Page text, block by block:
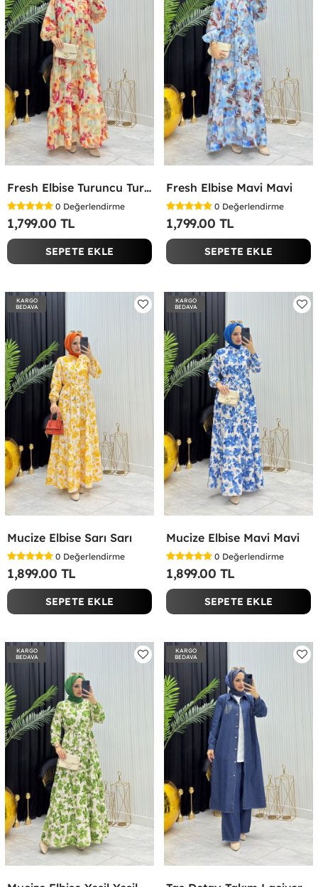
Fresh Elbise Turuncu Turuncu
0 Değerlendirme
1,799.00 TL
SEPETE EKLE
Fresh Elbise Mavi Mavi
0 Değerlendirme
1,799.00 TL
SEPETE EKLE
KARGO
BEDAVA
Mucize Elbise Sarı Sarı
0 Değerlendirme
1,899.00 TL
SEPETE EKLE
KARGO
BEDAVA
Mucize Elbise Mavi Mavi
0 Değerlendirme
1,899.00 TL
SEPETE EKLE
KARGO
BEDAVA
KARGO
BEDAVA